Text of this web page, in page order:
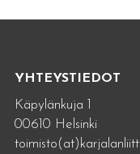
YHTEYSTIEDOT
Käpylänkuja 1
00610 Helsinki